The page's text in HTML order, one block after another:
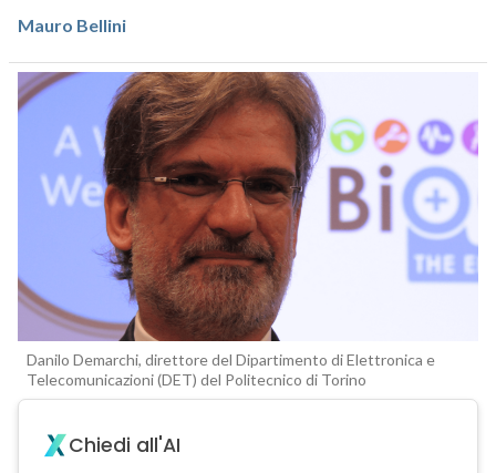
Mauro Bellini
Danilo Demarchi, direttore del Dipartimento di Elettronica e
Telecomunicazioni (DET) del Politecnico di Torino
Chiedi all'AI